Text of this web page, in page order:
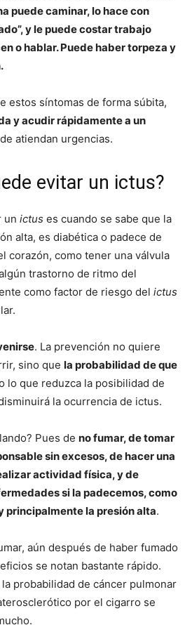
puede caminar, lo hace con
y le puede costar trabajo
o hablar. Puede haber torpeza y
estos síntomas de forma súbita,
y acudir rápidamente a un
atiendan urgencias.
evitar un ictus?
un ictus es cuando se sabe que la
alta, es diabética o padece de
corazón, como tener una válvula
trastorno de ritmo del
como factor de riesgo del ictus
. La prevención no quiere
sino que la probabilidad de que
lo que reduzca la posibilidad de
la ocurrencia de ictus.
Pues de no fumar, de tomar
sin excesos, de hacer una
actividad física, y de
si la padecemos, como
principalmente la presión alta.
aún después de haber fumado
se notan bastante rápido.
probabilidad de cáncer pulmonar
por el cigarro se